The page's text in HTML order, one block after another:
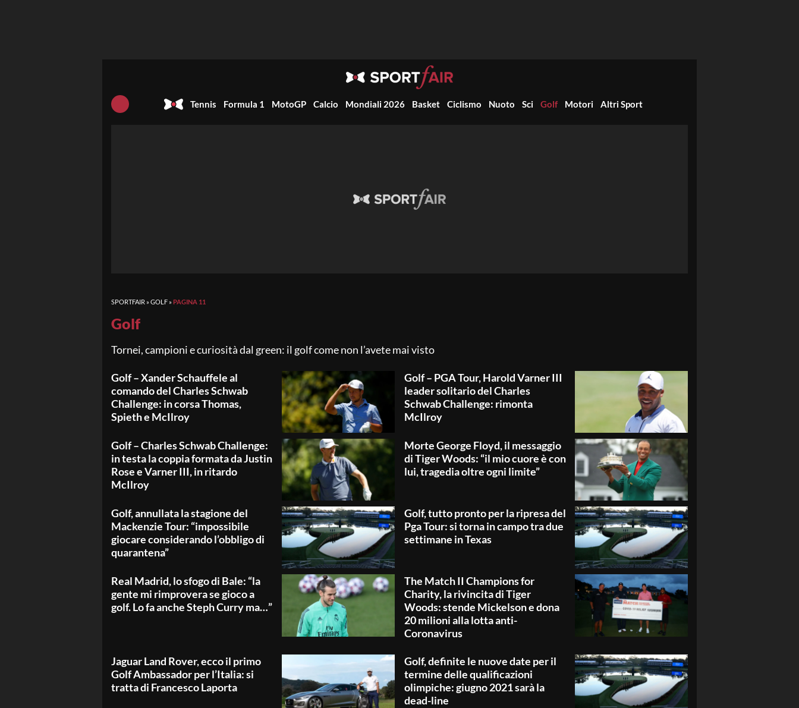
Tennis Formula 1 MotoGP Calcio Mondiali 2026 Basket Ciclismo Nuoto Sci Golf Motori Altri Sport
SPORTFAIR »GOLF » PAGINA 11
Golf
Tornei, campioni e curiosità dal green: il golf come non l’avete mai visto
Golf – Xander Schauffele al
comando del Charles Schwab
Challenge: in corsa Thomas,
Spieth e McIlroy
Golf – PGA Tour, Harold Varner III
leader solitario del Charles
Schwab Challenge: rimonta
McIlroy
Golf – Charles Schwab Challenge:
in testa la coppia formata da Justin
Rose e Varner III, in ritardo
McIlroy
Morte George Floyd, il messaggio
di Tiger Woods: “il mio cuore è con
lui, tragedia oltre ogni limite”
Golf, annullata la stagione del
Mackenzie Tour: “impossibile
giocare considerando l’obbligo di
quarantena”
Golf, tutto pronto per la ripresa del
Pga Tour: si torna in campo tra due
settimane in Texas
Real Madrid, lo sfogo di Bale: “la
gente mi rimprovera se gioco a
golf. Lo fa anche Steph Curry ma…”
The Match II Champions for
Charity, la rivincita di Tiger
Woods: stende Mickelson e dona
20 milioni alla lotta anti-
Coronavirus
Jaguar Land Rover, ecco il primo
Golf Ambassador per l’Italia: si
tratta di Francesco Laporta
Golf, definite le nuove date per il
termine delle qualificazioni
olimpiche: giugno 2021 sarà la
dead-line